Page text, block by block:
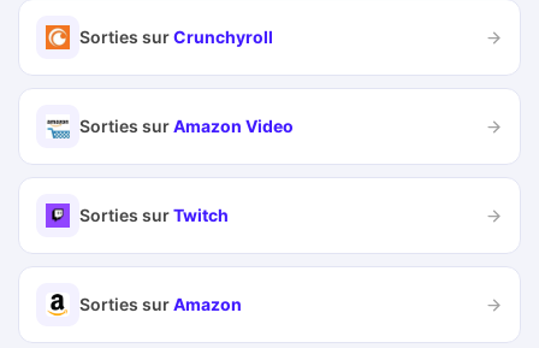
Sorties surCrunchyroll
Sorties surAmazon Video
Sorties surTwitch
Sorties surAmazon